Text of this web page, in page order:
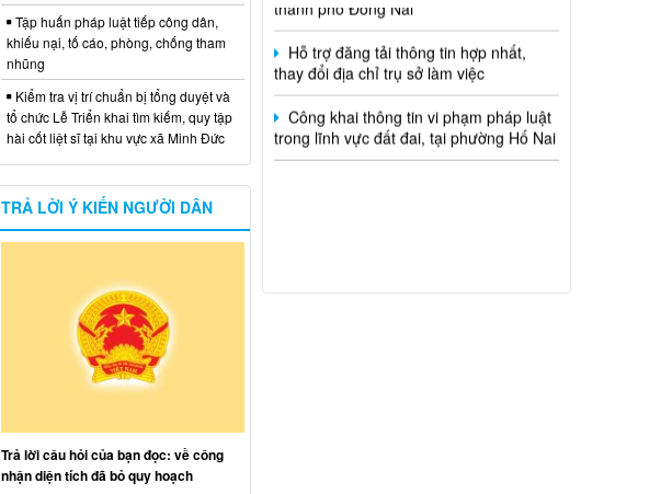
Hỗ trợ đăng tải thông tin hợp nhất,
thay đổi địa chỉ trụ sở làm việc
Công khai thông tin vi phạm pháp luật
trong lĩnh vực đất đai, tại phường Hố Nai
Tập huấn pháp luật tiếp công dân,
khiếu nại, tố cáo, phòng, chống tham
nhũng
Kiểm tra vị trí chuẩn bị tổng duyệt và
tổ chức Lễ Triển khai tìm kiếm, quy tập
hài cốt liệt sĩ tại khu vực xã Minh Đức
TRẢ LỜI Ý KIẾN NGƯỜI DÂN
Trả lời câu hỏi của bạn đọc: về công
nhận diện tích đã bỏ quy hoạch